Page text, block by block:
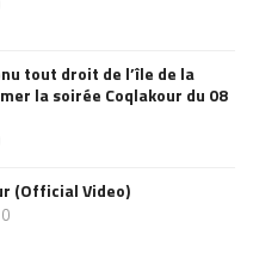
tout droit de l’île de la
la soirée Coqlakour du 08
(Official Video)
0